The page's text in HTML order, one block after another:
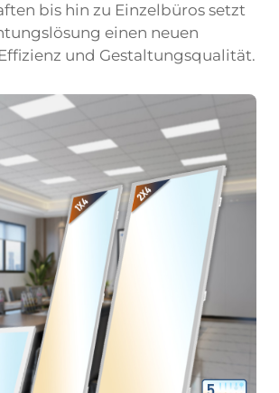
bis hin zu Einzelbüros setzt
einen neuen
und Gestaltungsqualität.